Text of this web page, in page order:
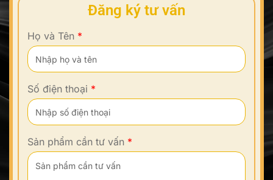
Đăng ký tư vấn
Họ và Tên *
Số điện thoại *
Sản phẩm cần tư vấn *